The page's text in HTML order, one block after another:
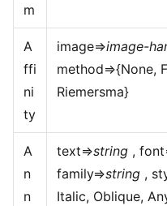
m
A
ffi
ni
ty
image=>image-
method=>{None,
Riemersma}
A
n
n
text=>string ,
family=>string ,
Italic, Oblique,